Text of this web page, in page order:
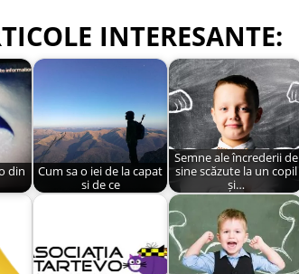
INTERESANTE:
din
Cum sa o iei de la capat
si de ce
Semne ale încrederii de
sine scăzute la un copil
și…